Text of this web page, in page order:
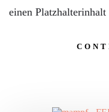
einen